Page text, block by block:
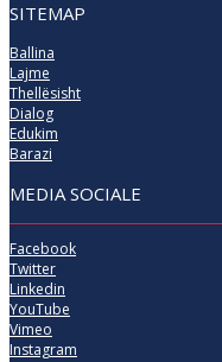
SITEMAP
Ballina
Lajme
Thellësisht
Dialog
Edukim
Barazi
MEDIA SOCIALE
Facebook
Twitter
Linkedin
YouTube
Vimeo
Instagram